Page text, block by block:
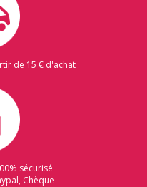
de 15 € d'achat
sécurisé
Chèque